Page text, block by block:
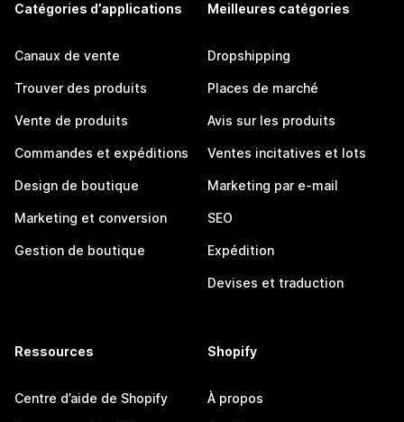
Catégories d’applications
Canaux de vente
Trouver des produits
Vente de produits
Commandes et expéditions
Design de boutique
Marketing et conversion
Gestion de boutique
Meilleures catégories
Dropshipping
Places de marché
Avis sur les produits
Ventes incitatives et lots
Marketing par e-mail
SEO
Expédition
Devises et traduction
Ressources
Centre d’aide de Shopify
Shopify
À propos